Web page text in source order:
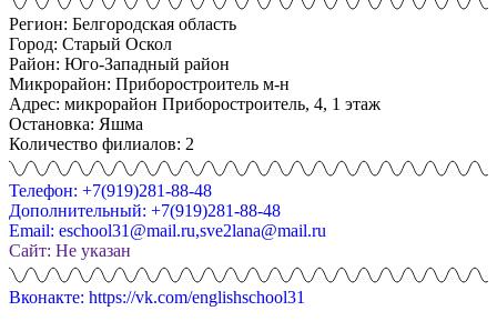
Регион: Белгородская область
Город: Старый Оскол
Район: Юго-Западный район
Микрорайон: Приборостроитель м-н
Адрес: микрорайон Приборостроитель, 4, 1 этаж
Остановка: Яшма
Количество филиалов: 2
Телефон: +7(919)281-88-48
Дополнительный: +7(919)281-88-48
Email: eschool31@mail.ru,sve2lana@mail.ru
Сайт: Не указан
Вконакте: https://vk.com/englishschool31